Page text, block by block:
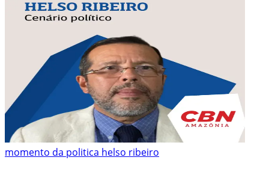
momento da politica helso ribeiro